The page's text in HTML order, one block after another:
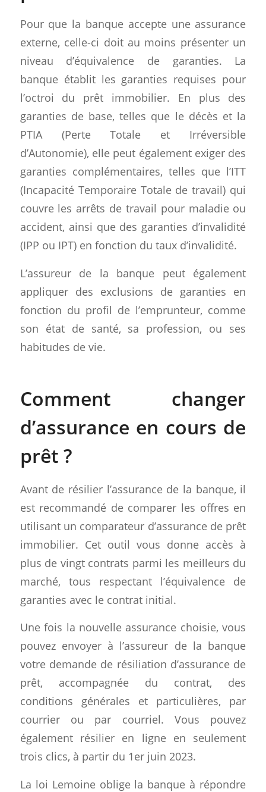
Pour que la banque accepte une assurance
externe, celle-ci doit au moins présenter un
niveau d’équivalence de garanties. La
banque établit les garanties requises pour
l’octroi du prêt immobilier. En plus des
garanties de base, telles que le décès et la
PTIA (Perte Totale et Irréversible
d’Autonomie), elle peut également exiger des
garanties complémentaires, telles que l’ITT
(Incapacité Temporaire Totale de travail) qui
couvre les arrêts de travail pour maladie ou
accident, ainsi que des garanties d’invalidité
(IPP ou IPT) en fonction du taux d’invalidité.
L’assureur de la banque peut également
appliquer des exclusions de garanties en
fonction du profil de l’emprunteur, comme
son état de santé, sa profession, ou ses
habitudes de vie.
Comment changer
d’assurance en cours de
prêt ?
Avant de résilier l’assurance de la banque, il
est recommandé de comparer les offres en
utilisant un comparateur d’assurance de prêt
immobilier. Cet outil vous donne accès à
plus de vingt contrats parmi les meilleurs du
marché, tous respectant l’équivalence de
garanties avec le contrat initial.
Une fois la nouvelle assurance choisie, vous
pouvez envoyer à l’assureur de la banque
votre demande de résiliation d’assurance de
prêt, accompagnée du contrat, des
conditions générales et particulières, par
courrier ou par courriel. Vous pouvez
également résilier en ligne en seulement
trois clics, à partir du 1er juin 2023.
La loi Lemoine oblige la banque à répondre